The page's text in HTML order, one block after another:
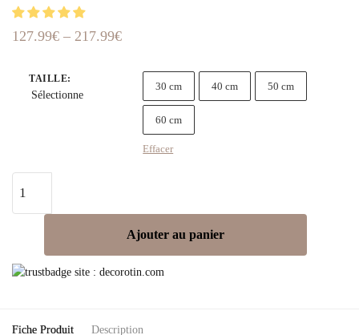
127.99€ – 217.99€
TAILLE:
Sélectionne
30 cm 40 cm 50 cm
60 cm
Effacer
Ajouter au panier
Fiche Produit Description